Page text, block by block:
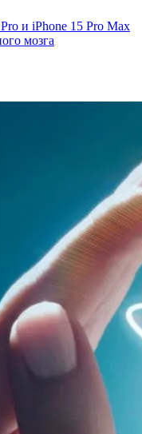
и iPhone 15 Pro Max
мозга